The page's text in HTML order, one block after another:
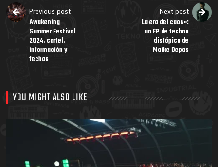
Previous post
Awakening
Summer Festival
2024, cartel,
información y
fechas
Next post
La era del caos»:
un EP de techno
distópico de
Maike Depas
YOU MIGHT ALSO LIKE